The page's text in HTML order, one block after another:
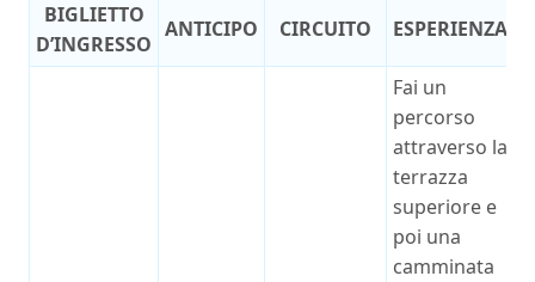
BIGLIETTO
D’INGRESSO
ANTICIPO CIRCUITO ESPERIENZA
Fai un
percorso
attraverso la
terrazza
superiore e
poi una
camminata